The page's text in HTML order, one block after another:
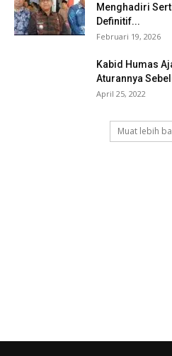
Menghadiri
Definitif...
Februari 19, 2026
Kabid Humas
Aturannya
April 25, 2022
Muat lebih